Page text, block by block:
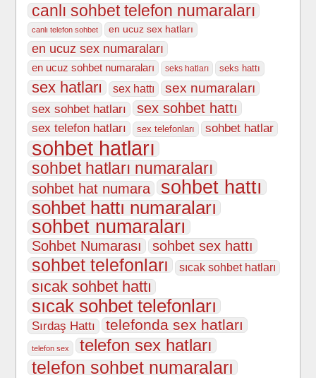
canlı sohbet telefon numaraları
canlı telefon sohbet en ucuz sex hatları
en ucuz sex numaraları
en ucuz sohbet numaraları seks hatları seks hattı
sex hatları sex hattı sex numaraları
sex sohbet hatları sex sohbet hattı
sex telefon hatları sex telefonları sohbet hatlar
sohbet hatları
sohbet hatları numaraları
sohbet hat numara sohbet hattı
sohbet hattı numaraları
sohbet numaraları
Sohbet Numarası sohbet sex hattı
sohbet telefonları sıcak sohbet hatları
sıcak sohbet hattı
sıcak sohbet telefonları
Sırdaş Hattı telefonda sex hatları
telefon sex telefon sex hatları
telefon sohbet numaraları